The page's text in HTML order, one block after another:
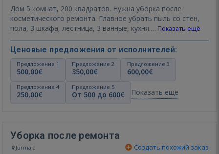
Дом 5 комнат, 200 квадратов. Нужна уборка после
косметического ремонта. Главное убрать пыль со стен,
пола, 3 шкафа, лестница, 3 ванные, кухня.… Показать ещё
Ценовые предложения от исполнителей:
Предложение 1
500,00€
Предложение 2
350,00€
Предложение 3
600,00€
Предложение 4
250,00€
Предложение 5
От 500 до 600€ Показать ещё
Уборка после ремонта
Jūrmala Создать похожий заказ